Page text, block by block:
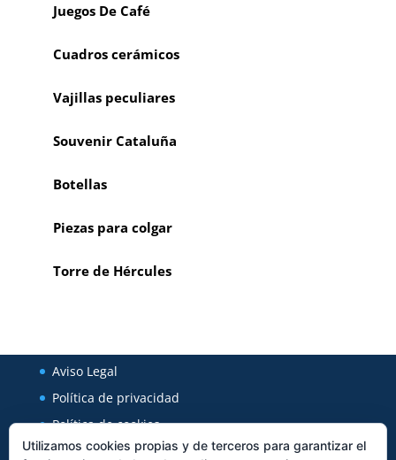
Juegos De Café
Cuadros cerámicos
Vajillas peculiares
Souvenir Cataluña
Botellas
Piezas para colgar
Torre de Hércules
Aviso Legal
Política de privacidad
Política de cookies
Utilizamos cookies propias y de terceros para garantizar el